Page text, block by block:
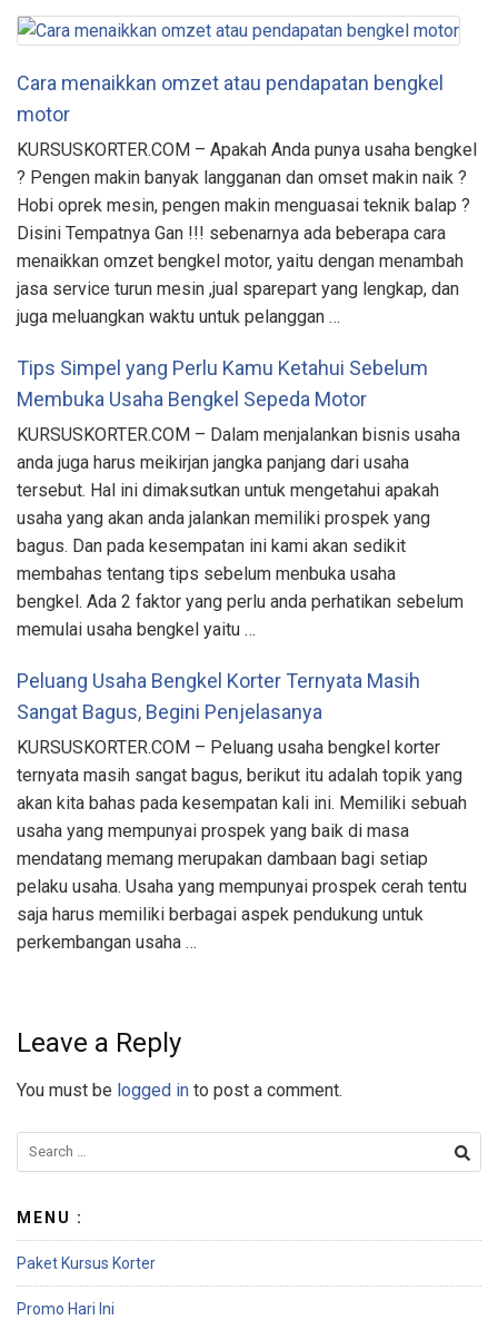
Cara menaikkan omzet atau pendapatan bengkel
motor
KURSUSKORTER.COM – Apakah Anda punya usaha bengkel
? Pengen makin banyak langganan dan omset makin naik ?
Hobi oprek mesin, pengen makin menguasai teknik balap ?
Disini Tempatnya Gan !!! sebenarnya ada beberapa cara
menaikkan omzet bengkel motor, yaitu dengan menambah
jasa service turun mesin ,jual sparepart yang lengkap, dan
juga meluangkan waktu untuk pelanggan …
Tips Simpel yang Perlu Kamu Ketahui Sebelum
Membuka Usaha Bengkel Sepeda Motor
KURSUSKORTER.COM – Dalam menjalankan bisnis usaha
anda juga harus meikirjan jangka panjang dari usaha
tersebut. Hal ini dimaksutkan untuk mengetahui apakah
usaha yang akan anda jalankan memiliki prospek yang
bagus. Dan pada kesempatan ini kami akan sedikit
membahas tentang tips sebelum menbuka usaha
bengkel. Ada 2 faktor yang perlu anda perhatikan sebelum
memulai usaha bengkel yaitu …
Peluang Usaha Bengkel Korter Ternyata Masih
Sangat Bagus, Begini Penjelasanya
KURSUSKORTER.COM – Peluang usaha bengkel korter
ternyata masih sangat bagus, berikut itu adalah topik yang
akan kita bahas pada kesempatan kali ini. Memiliki sebuah
usaha yang mempunyai prospek yang baik di masa
mendatang memang merupakan dambaan bagi setiap
pelaku usaha. Usaha yang mempunyai prospek cerah tentu
saja harus memiliki berbagai aspek pendukung untuk
perkembangan usaha …
Leave a Reply
You must be logged in to post a comment.
MENU :
Paket Kursus Korter
Promo Hari Ini